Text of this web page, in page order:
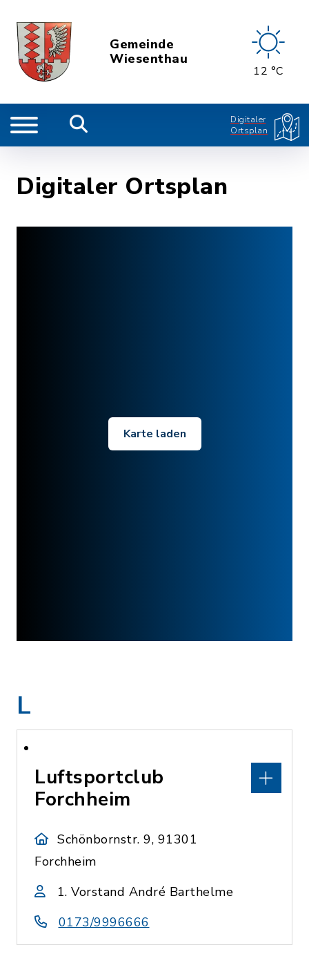
Gemeinde
Wiesenthau
12 °C
Digitaler
Ortsplan
Digitaler Ortsplan
Karte laden
L
Luftsportclub
Forchheim
Schönbornstr. 9, 91301
Forchheim
1. Vorstand André Barthelme
0173/9996666